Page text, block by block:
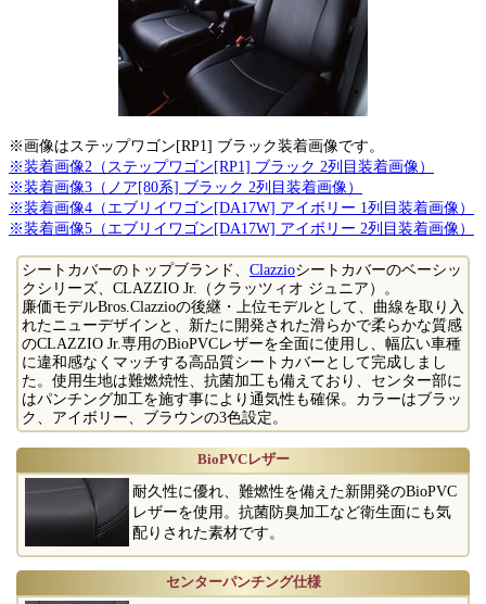
※画像はステップワゴン[RP1] ブラック装着画像です。
※装着画像2（ステップワゴン[RP1] ブラック 2列目装着画像）
※装着画像3（ノア[80系] ブラック 2列目装着画像）
※装着画像4（エブリイワゴン[DA17W] アイボリー 1列目装着画像）
※装着画像5（エブリイワゴン[DA17W] アイボリー 2列目装着画像）
シートカバーのトップブランド、 Clazzioシートカバーのベーシッ
クシリーズ、CLAZZIO Jr.（クラッツィオ ジュニア）。
廉価モデルBros.Clazzioの後継・上位モデルとして、曲線を取り入
れたニューデザインと、新たに開発された滑らかで柔らかな質感
のCLAZZIO Jr.専用のBioPVCレザーを全面に使用し、幅広い車種
に違和感なくマッチする高品質シートカバーとして完成しまし
た。使用生地は難燃焼性、抗菌加工も備えており、センター部に
はパンチング加工を施す事により通気性も確保。カラーはブラッ
ク、アイボリー、ブラウンの3色設定。
BioPVCレザー
耐久性に優れ、難燃性を備えた新開発のBioPVC
レザーを使用。抗菌防臭加工など衛生面にも気
配りされた素材です。
センターパンチング仕様